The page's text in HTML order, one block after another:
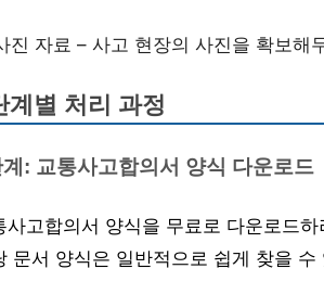
진 자료 – 사고 현장의 사진을 확보해
계별 처리 과정
: 교통사고합의서 양식 다운로드
사고합의서 양식을 무료로 다운로드
문서 양식은 일반적으로 쉽게 찾을 수